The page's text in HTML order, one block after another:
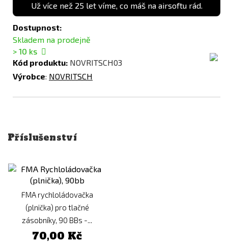
Už více než 25 let víme, co máš na airsoftu rád.
Dostupnost:
Skladem na prodejně
> 10 ks
Kód produktu: NOVRITSCH03
Výrobce: NOVRITSCH
Příslušenství
FMA rychloládovačka
(plnička) pro tlačné
zásobníky, 90 BBs -...
70,00 Kč